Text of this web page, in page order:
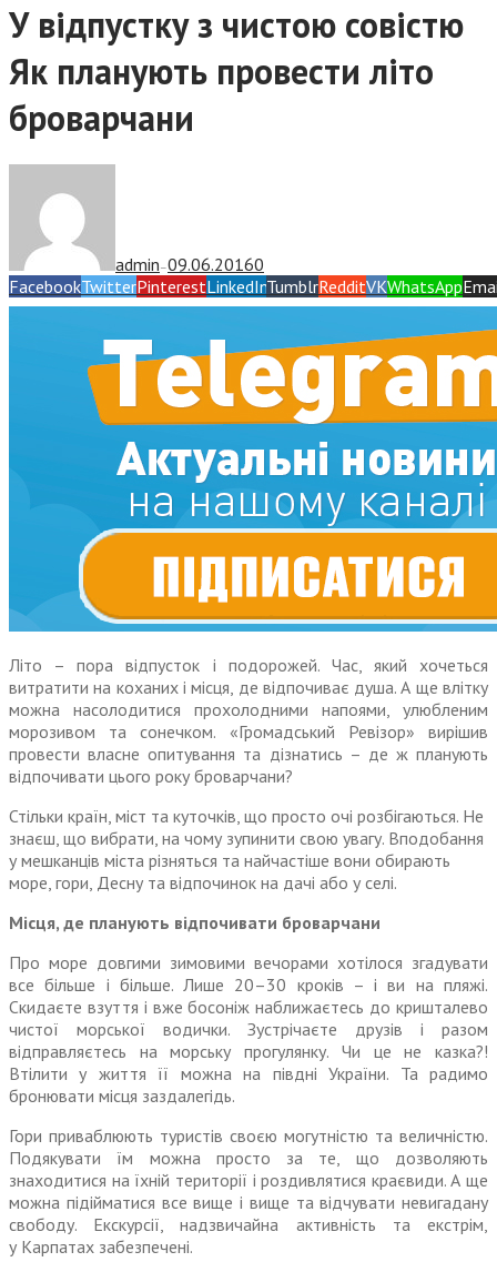
У відпустку з чистою совістю
Як планують провести літо
броварчани
admin —09.06.20160
FacebookTwitterPinterestLinkedInTumblrRedditVKWhatsApp
Літо – пора відпусток і подорожей. Час, який хочеться
витратити на коханих і місця, де відпочиває душа. А ще влітку
можна насолодитися прохолодними напоями, улюбленим
морозивом та сонечком. «Громадський Ревізор» вирішив
провести власне опитування та дізнатись – де ж планують
відпочивати цього року броварчани?
Стільки країн, міст та куточків, що просто очі розбігаються. Не
знаєш, що вибрати, на чому зупинити свою увагу. Вподобання
у мешканців міста різняться та найчастіше вони обирають
море, гори, Десну та відпочинок на дачі або у селі.
Місця, де планують відпочивати броварчани
Про море довгими зимовими вечорами хотілося згадувати
все більше і більше. Лише 20–30 кроків – і ви на пляжі.
Скидаєте взуття і вже босоніж наближаєтесь до кришталево
чистої морської водички. Зустрічаєте друзів і разом
відправляєтесь на морську прогулянку. Чи це не казка?!
Втілити у життя її можна на півдні України. Та радимо
бронювати місця заздалегідь.
Гори приваблюють туристів своєю могутністю та величністю.
Подякувати їм можна просто за те, що дозволяють
знаходитися на їхній території і роздивлятися краєвиди. А ще
можна підійматися все вище і вище та відчувати невигадану
свободу. Екскурсії, надзвичайна активність та екстрім,
у Карпатах забезпечені.